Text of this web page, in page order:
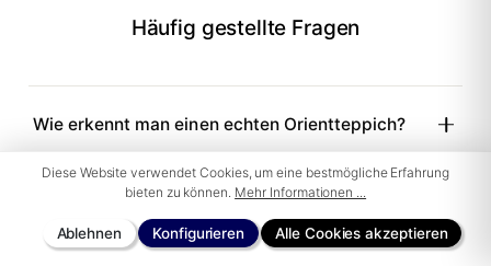
Häufig gestellte Fragen
Wie erkennt man einen echten Orientteppich?
Wie lange hält ein handgeknüpfter Teppich?
Diese Website verwendet Cookies, um eine bestmögliche Erfahrung
bieten zu können. Mehr Informationen ...
Ablehnen Konfigurieren Alle Cookies akzeptieren